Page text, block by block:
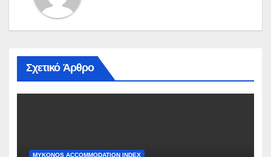
Σχετικό Άρθρο
MYKONOS ACCOMMODATION INDEX